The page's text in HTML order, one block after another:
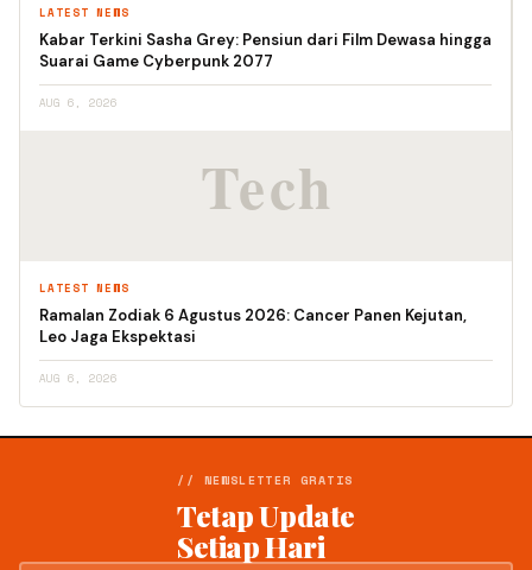
LATEST NEWS
Kabar Terkini Sasha Grey: Pensiun dari Film Dewasa hingga
Suarai Game Cyberpunk 2077
AUG 6, 2026
LATEST NEWS
Ramalan Zodiak 6 Agustus 2026: Cancer Panen Kejutan,
Leo Jaga Ekspektasi
AUG 6, 2026
// NEWSLETTER GRATIS
Tetap Update
Setiap Hari